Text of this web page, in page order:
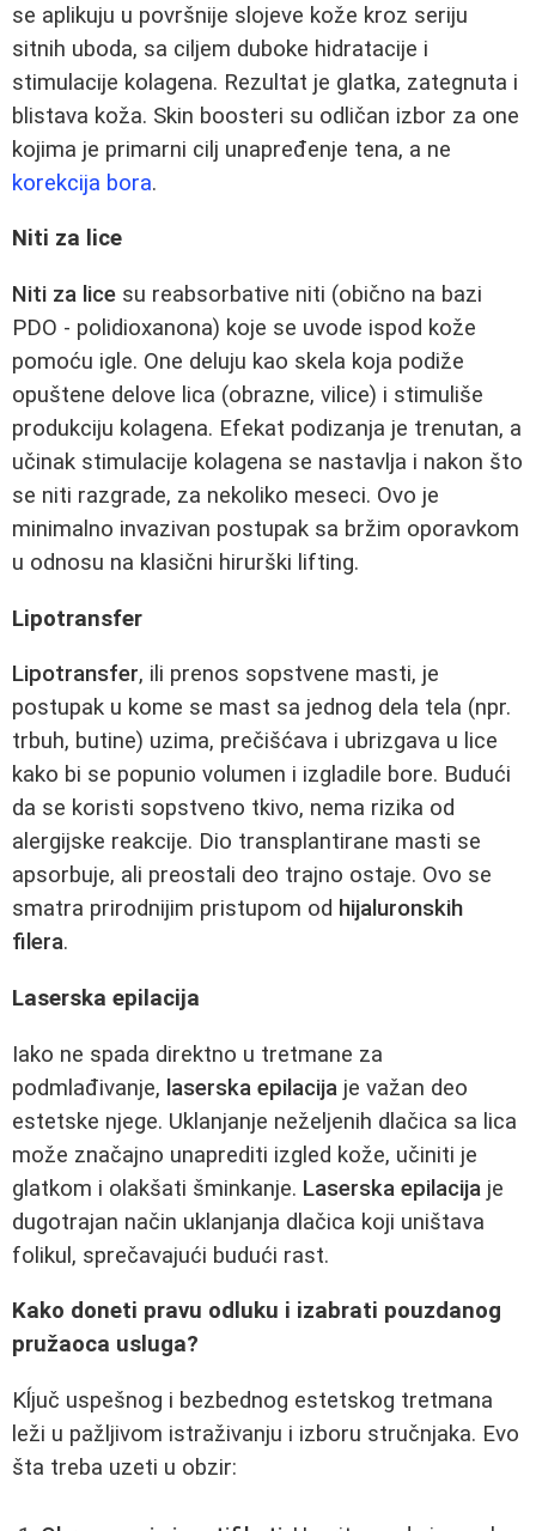
se aplikuju u površnije slojeve kože kroz seriju
sitnih uboda, sa ciljem duboke hidratacije i
stimulacije kolagena. Rezultat je glatka, zategnuta i
blistava koža. Skin boosteri su odličan izbor za one
kojima je primarni cilj unapređenje tena, a ne
korekcija bora.
Niti za lice
Niti za lice su reabsorbative niti (obično na bazi
PDO - polidioxanona) koje se uvode ispod kože
pomoću igle. One deluju kao skela koja podiže
opuštene delove lica (obrazne, vilice) i stimuliše
produkciju kolagena. Efekat podizanja je trenutan, a
učinak stimulacije kolagena se nastavlja i nakon što
se niti razgrade, za nekoliko meseci. Ovo je
minimalno invazivan postupak sa bržim oporavkom
u odnosu na klasični hirurški lifting.
Lipotransfer
Lipotransfer, ili prenos sopstvene masti, je
postupak u kome se mast sa jednog dela tela (npr.
trbuh, butine) uzima, prečišćava i ubrizgava u lice
kako bi se popunio volumen i izgladile bore. Budući
da se koristi sopstveno tkivo, nema rizika od
alergijske reakcije. Dio transplantirane masti se
apsorbuje, ali preostali deo trajno ostaje. Ovo se
smatra prirodnijim pristupom od hijaluronskih
filera.
Laserska epilacija
Iako ne spada direktno u tretmane za
podmlađivanje, laserska epilacija je važan deo
estetske njege. Uklanjanje neželjenih dlačica sa lica
može značajno unaprediti izgled kože, učiniti je
glatkom i olakšati šminkanje. Laserska epilacija je
dugotrajan način uklanjanja dlačica koji uništava
folikul, sprečavajući budući rast.
Kako doneti pravu odluku i izabrati pouzdanog
pružaoca usluga?
Kĺjuč uspešnog i bezbednog estetskog tretmana
leži u pažljivom istraživanju i izboru stručnjaka. Evo
šta treba uzeti u obzir: